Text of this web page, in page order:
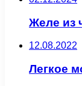
Желе из
12.08.2022
Легкое